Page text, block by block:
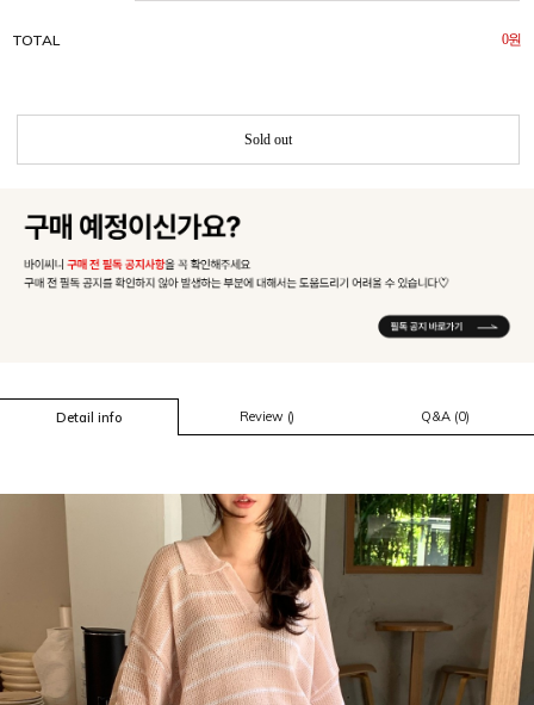
TOTAL 0원
Sold out
Detail info Review () Q&A (0)